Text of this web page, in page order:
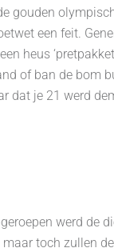
gouden
een feit.
heus
of ban de bom
dat je 21 werd
werd de
toch zullen